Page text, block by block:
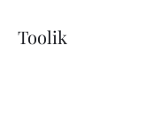
Toolik